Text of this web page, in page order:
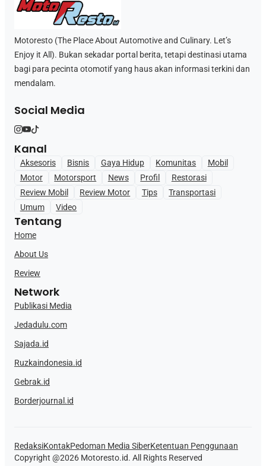
Motoresto (The Place About Automotive and Culinary. Let’s
Enjoy it All). Bukan sekadar portal berita, tetapi destinasi utama
bagi para pecinta otomotif yang haus akan informasi terkini dan
mendalam.
Social Media
Kanal
Aksesoris Bisnis Gaya Hidup Komunitas
Mobil
Motor
Motorsport News Profil
Restorasi
Review Mobil
Review Motor Tips
Transportasi
Umum
Video
Tentang
Home
About Us
Review
Network
Publikasi Media
Jedadulu.com
Sajada.id
Ruzkaindonesia.id
Gebrak.id
Borderjournal.id
RedaksiKontakPedoman Media SiberKetentuan Penggunaan
Copyright @2026 Motoresto.id. All Rights Reserved